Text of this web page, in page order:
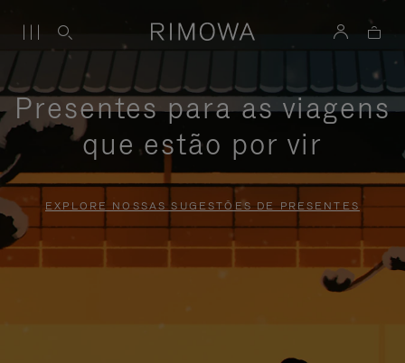
Presentes para as viagens
que estão por vir
EXPLORE NOSSAS SUGESTÕES DE PRESENTES